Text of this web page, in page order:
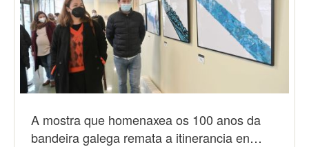
A mostra que homenaxea os 100 anos da
bandeira galega remata a itinerancia en…